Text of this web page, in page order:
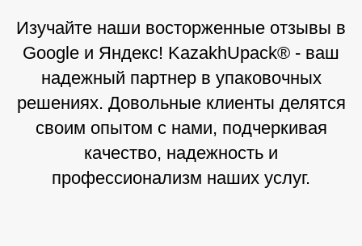
Изучайте наши восторженные отзывы в
Google и Яндекс! KazakhUpack® - ваш
надежный партнер в упаковочных
решениях. Довольные клиенты делятся
своим опытом с нами, подчеркивая
качество, надежность и
профессионализм наших услуг.